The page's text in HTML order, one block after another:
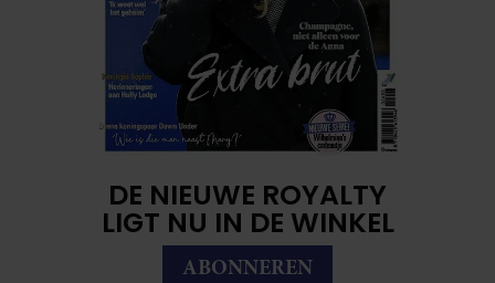
DE NIEUWE ROYALTY
LIGT NU IN DE WINKEL
ABONNEREN